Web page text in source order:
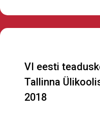
VI eesti
Tallinna
2018
CAPTCHA
Email(Required)